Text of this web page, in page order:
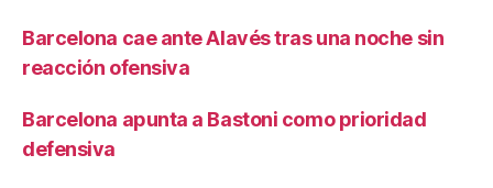
Barcelona cae ante Alavés tras una noche sin
reacción ofensiva
Barcelona apunta a Bastoni como prioridad
defensiva